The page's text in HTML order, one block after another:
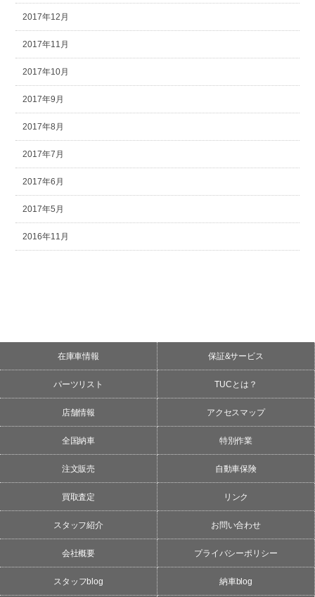
2017年12月
2017年11月
2017年10月
2017年9月
2017年8月
2017年7月
2017年6月
2017年5月
2016年11月
在庫車情報 保証&サービス
パーツリスト TUCとは？
店舗情報 アクセスマップ
全国納車 特別作業
注文販売 自動車保険
買取査定 リンク
スタッフ紹介 お問い合わせ
会社概要 プライバシーポリシー
スタッフblog 納車blog